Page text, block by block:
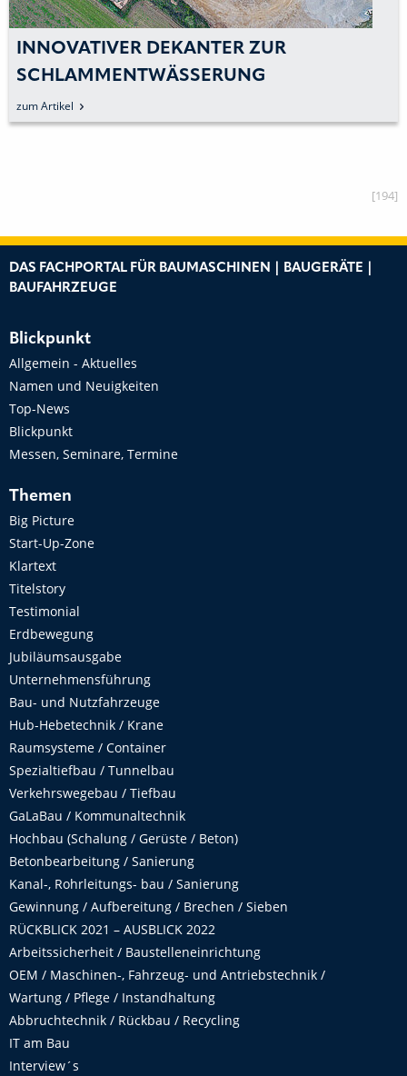
INNOVATIVER DEKANTER ZUR
SCHLAMMENTWÄSSERUNG
zum Artikel
[194]
DAS FACHPORTAL FÜR BAUMASCHINEN | BAUGERÄTE |
BAUFAHRZEUGE
Blickpunkt
Allgemein - Aktuelles
Namen und Neuigkeiten
Top-News
Blickpunkt
Messen, Seminare, Termine
Themen
Big Picture
Start-Up-Zone
Klartext
Titelstory
Testimonial
Erdbewegung
Jubiläumsausgabe
Unternehmensführung
Bau- und Nutzfahrzeuge
Hub-Hebetechnik / Krane
Raumsysteme / Container
Spezialtiefbau / Tunnelbau
Verkehrswegebau / Tiefbau
GaLaBau / Kommunaltechnik
Hochbau (Schalung / Gerüste / Beton)
Betonbearbeitung / Sanierung
Kanal-, Rohrleitungs- bau / Sanierung
Gewinnung / Aufbereitung / Brechen / Sieben
RÜCKBLICK 2021 – AUSBLICK 2022
Arbeitssicherheit / Baustelleneinrichtung
OEM / Maschinen-, Fahrzeug- und Antriebstechnik /
Wartung / Pflege / Instandhaltung
Abbruchtechnik / Rückbau / Recycling
IT am Bau
Interview´s